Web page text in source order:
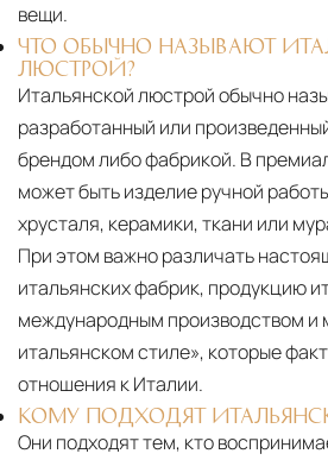
вещи.
ЧТО ОБЫЧНО НАЗЫВАЮТ
ЛЮСТРОЙ?
Итальянской люстрой обычно
разработанный или
брендом либо фабрикой. В
может быть изделие ручной
хрусталя, керамики, ткани или
При этом важно различать
итальянских фабрик, продукцию
международным производством и
итальянском стиле», которые
отношения к Италии.
КОМУ ПОДХОДЯТ
Они подходят тем, кто